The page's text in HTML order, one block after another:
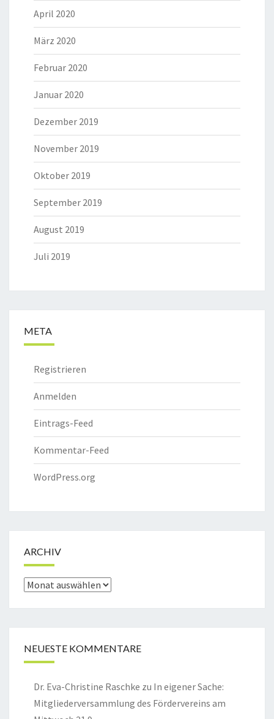
April 2020
März 2020
Februar 2020
Januar 2020
Dezember 2019
November 2019
Oktober 2019
September 2019
August 2019
Juli 2019
META
Registrieren
Anmelden
Eintrags-Feed
Kommentar-Feed
WordPress.org
ARCHIV
Archiv
NEUESTE KOMMENTARE
Dr. Eva-Christine Raschke zu In eigener Sache:
Mitgliederversammlung des Fördervereins am